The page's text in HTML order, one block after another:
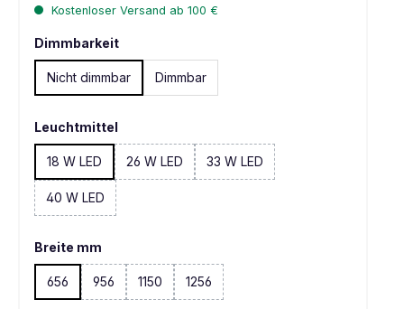
Kostenloser Versand ab 100 €
Dimmbarkeit
Nicht dimmbar Dimmbar
Leuchtmittel
18 W LED 26 W LED 33 W LED
40 W LED
Breite mm
656 956 1150 1256